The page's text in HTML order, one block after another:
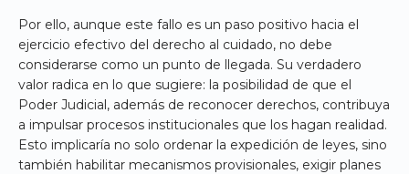
Por ello, aunque este fallo es un paso positivo hacia el
ejercicio efectivo del derecho al cuidado, no debe
considerarse como un punto de llegada. Su verdadero
valor radica en lo que sugiere: la posibilidad de que el
Poder Judicial, además de reconocer derechos, contribuya
a impulsar procesos institucionales que los hagan realidad.
Esto implicaría no solo ordenar la expedición de leyes, sino
también habilitar mecanismos provisionales, exigir planes